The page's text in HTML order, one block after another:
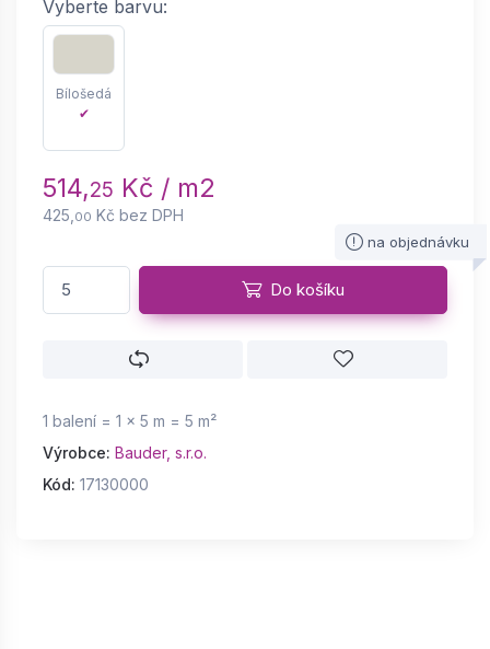
Vyberte barvu:
Bílošedá
✔
514,25 Kč / m2
425, 00 Kč bez DPH
na objednávku
Do košíku
1 balení = 1 × 5 m = 5 m²
Výrobce: Bauder, s.r.o.
Kód: 17130000